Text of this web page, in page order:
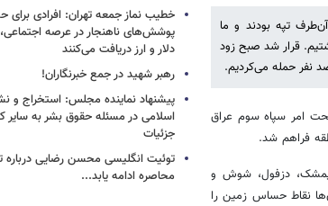
تپه بودند و ما
قرار شد صبح زود
نفر حمله می‌کردیم.
تحت امر سپاه سوم عراق
فراهم شد.
دزفول، شوش و
نقاط حساس زمین را
خطیب نماز جمعه تهران: افرادی برای
پوشش‌های ناهنجار در عرصه
دلار و ارز دریافت می‌کنند
رهبر شهید در جمع خبرنگاران!
پیشنهاد نماینده مجلس: استخراج و
اسلامی در مسئله حقوق بشر به سایر
جزئیات
توئیت انگلیسی محسن رضایی درباره
محاصره ادامه یابد...